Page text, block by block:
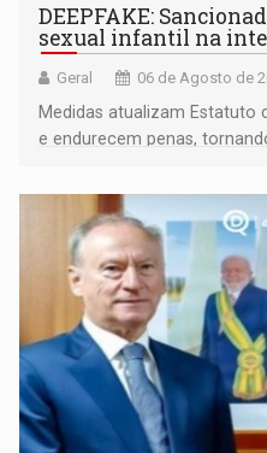
DEEPFAKE:
sexual infantil na
Geral 06 de Agosto de
Medidas atualizam Estatuto
e endurecem penas,